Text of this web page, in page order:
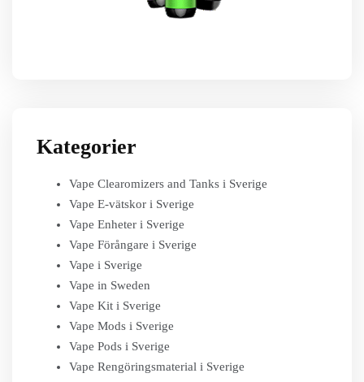
Kategorier
Vape Clearomizers and Tanks i Sverige
Vape E-vätskor i Sverige
Vape Enheter i Sverige
Vape Förångare i Sverige
Vape i Sverige
Vape in Sweden
Vape Kit i Sverige
Vape Mods i Sverige
Vape Pods i Sverige
Vape Rengöringsmaterial i Sverige